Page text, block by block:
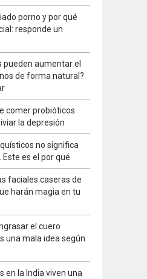
porno y por qué
responde un
pueden aumentar el
de forma natural?
comer probióticos
la depresión
no significa
Este es el por qué
faciales caseras de
harán magia en tu
el cuero
una mala idea según
en la India viven una